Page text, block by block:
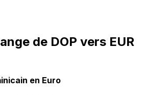
de DOP vers EUR
en Euro